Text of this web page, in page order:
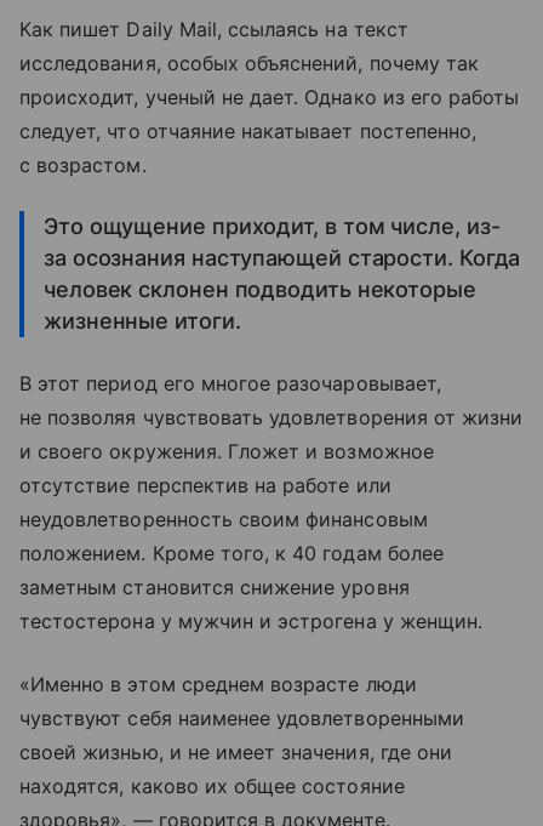
Как пишет Daily Mail, ссылаясь на текст
исследования, особых объяснений, почему так
происходит, ученый не дает. Однако из его работы
следует, что отчаяние накатывает постепенно,
с возрастом.
Это ощущение приходит, в том числе, из-
за осознания наступающей старости. Когда
человек склонен подводить некоторые
жизненные итоги.
В этот период его многое разочаровывает,
не позволяя чувствовать удовлетворения от жизни
и своего окружения. Гложет и возможное
отсутствие перспектив на работе или
неудовлетворенность своим финансовым
положением. Кроме того, к 40 годам более
заметным становится снижение уровня
тестостерона у мужчин и эстрогена у женщин.
«Именно в этом среднем возрасте люди
чувствуют себя наименее удовлетворенными
своей жизнью, и не имеет значения, где они
находятся, каково их общее состояние
здоровья», — говорится в документе.